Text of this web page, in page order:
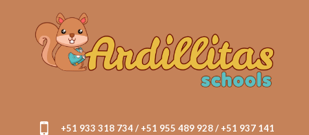
+51 933 318 734 / +51 955 489 928 / +51 937 141